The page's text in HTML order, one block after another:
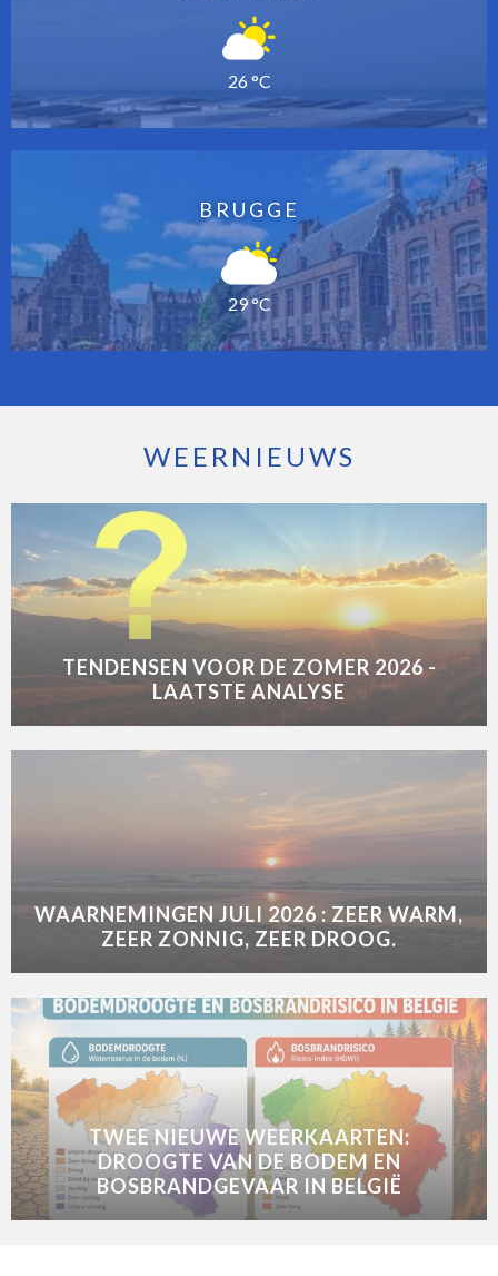
26 °C
BRUGGE
29 °C
WEERNIEUWS
TENDENSEN VOOR DE ZOMER 2026 -
LAATSTE ANALYSE
WAARNEMINGEN JULI 2026 : ZEER WARM,
ZEER ZONNIG, ZEER DROOG.
TWEE NIEUWE WEERKAARTEN:
DROOGTE VAN DE BODEM EN
BOSBRANDGEVAAR IN BELGIË